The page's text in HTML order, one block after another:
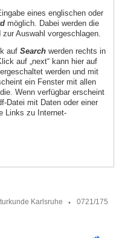
eines englischen oder
möglich. Dabei werden die
Auswahl vorgeschlagen.
auf Search werden rechts in
auf „next“ kann hier auf
werden und mit
ein Fenster mit allen
Wenn verfügbar erscheint
Datei mit Daten oder einer
Links zu Internet-
Karlsruhe
0721/175